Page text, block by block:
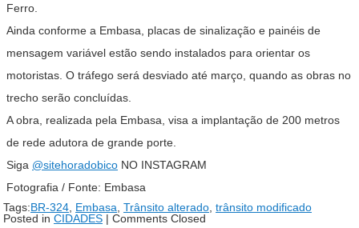
Ferro.
Ainda conforme a Embasa, placas de sinalização e painéis de
mensagem variável estão sendo instalados para orientar os
motoristas. O tráfego será desviado até março, quando as obras no
trecho serão concluídas.
A obra, realizada pela Embasa, visa a implantação de 200 metros
de rede adutora de grande porte.
Siga @sitehoradobico NO INSTAGRAM
Fotografia / Fonte: Embasa
Tags:BR-324 Embasa Trânsito alterado trânsito modificado
Posted in CIDADES | Comments Closed